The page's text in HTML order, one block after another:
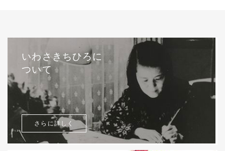
いわさきちひろに
ついて
さらに詳しく